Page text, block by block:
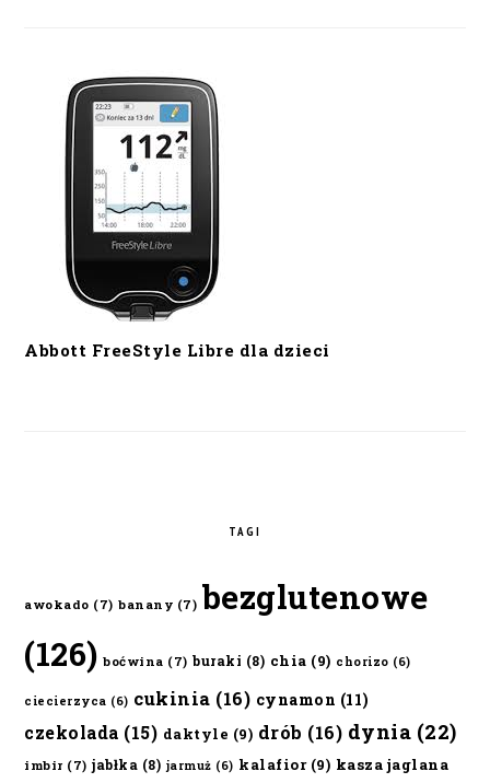
Abbott FreeStyle Libre dla dzieci
TAGI
awokado (7) banany (7) bezglutenowe
(126) boćwina (7) buraki (8) chia (9) chorizo (6)
ciecierzyca (6) cukinia (16) cynamon (11)
czekolada (15) daktyle (9) drób (16) dynia (22)
imbir (7) jabłka (8) jarmuż (6) kalafior(9) kasza jaglana